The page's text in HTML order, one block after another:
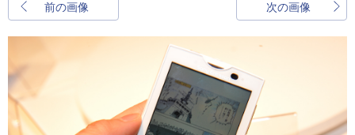
前の画像 次の画像